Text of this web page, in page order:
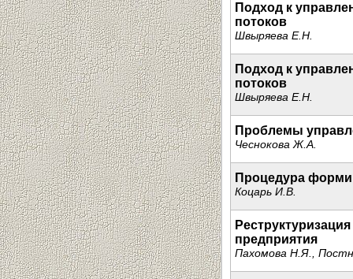
Подход к
потоков
Швыряева Е.Н.
Подход к
потоков
Швыряева Е.Н.
Проблемы
Чеснокова Ж.А.
Процедура
Коцарь И.В.
предприятия
Пахомова Н.Я.,